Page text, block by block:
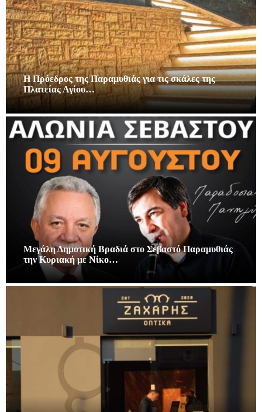
Η Πρόεδρος της Παραμυθιάς για τις σκάλες της
Πλατείας Αγίου…
Μεγάλη Δημοτική Βραδιά στο Σεβαστό Παραμυθιάς
την Κυριακή με Νίκο…